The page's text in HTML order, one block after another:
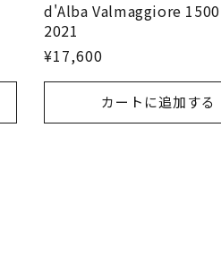
d'Alba Valmaggiore
2021
¥17,600
カートに追加する